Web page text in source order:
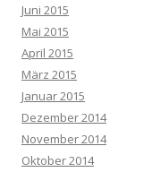
Juni 2015
Mai 2015
April 2015
März 2015
Januar 2015
Dezember 2014
November 2014
Oktober 2014